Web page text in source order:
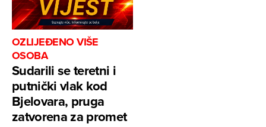
OZLIJEĐENO VIŠE
OSOBA
Sudarili se teretni i
putnički vlak kod
Bjelovara, pruga
zatvorena za promet